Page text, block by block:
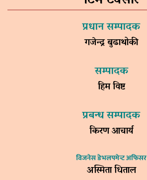
प्रधान सम्पादक
गजेन्द्र बुढाथोकी
सम्पादक
हिम विष्ट
प्रबन्ध सम्पादक
किरण आचार्य
विजनेस डेभलपमेन्ट अफिसर
अस्मिता धिताल